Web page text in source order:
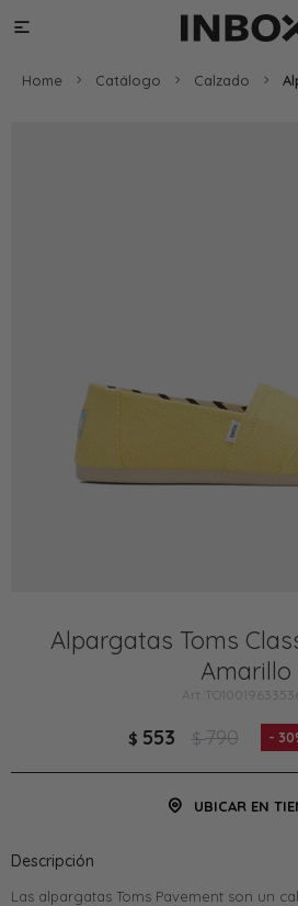

Home Catálogo Calzado
Alpargatas Toms
Amarillo
$ 553 $ 790 30
UBICAR EN
Descripción
Las alpargatas Toms Pavement son un